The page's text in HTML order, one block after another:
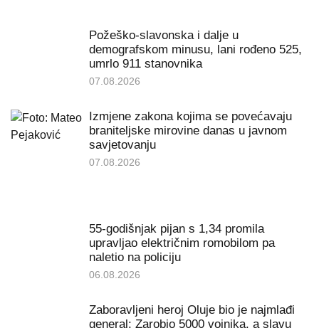
Požeško-slavonska i dalje u
demografskom minusu, lani rođeno 525,
umrlo 911 stanovnika
07.08.2026
Izmjene zakona kojima se povećavaju
braniteljske mirovine danas u javnom
savjetovanju
07.08.2026
55-godišnjak pijan s 1,34 promila
upravljao električnim romobilom pa
naletio na policiju
06.08.2026
Zaboravljeni heroj Oluje bio je najmlađi
general: Zarobio 5000 vojnika, a slavu